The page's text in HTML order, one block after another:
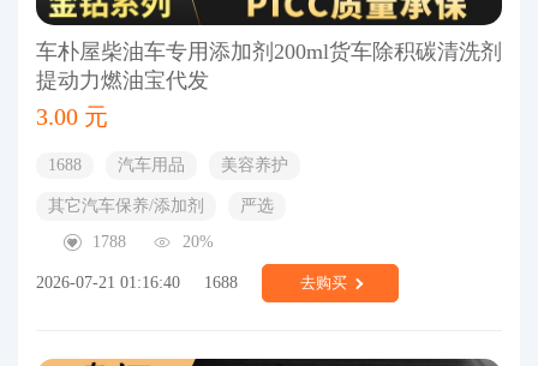
车朴屋柴油车专用添加剂200ml货车除积碳清洗剂
提动力燃油宝代发
3.00 元
1688 汽车用品 美容养护
其它汽车保养/添加剂
严选
1788
20%
2026-07-21 01:16:40 1688 去购买